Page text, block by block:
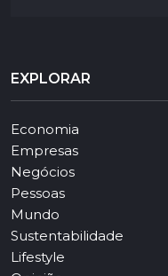
EXPLORAR
Economia
Empresas
Negócios
Pessoas
Mundo
Sustentabilidade
Lifestyle